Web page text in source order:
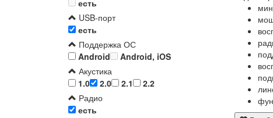
есть
USB-порт
есть
Поддержка ОС
Android
Android, iOS
Акустика
1.0
2.0 2.1
2.2
Радио
есть